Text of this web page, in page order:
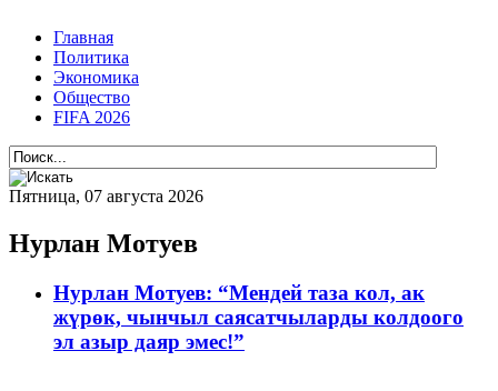
Главная
Политика
Экономика
Общество
FIFA 2026
Пятница, 07 августа 2026
Нурлан Мотуев
Нурлан Мотуев: “Мендей таза кол, ак
жүрөк, чынчыл саясатчыларды колдоого
эл азыр даяр эмес!”